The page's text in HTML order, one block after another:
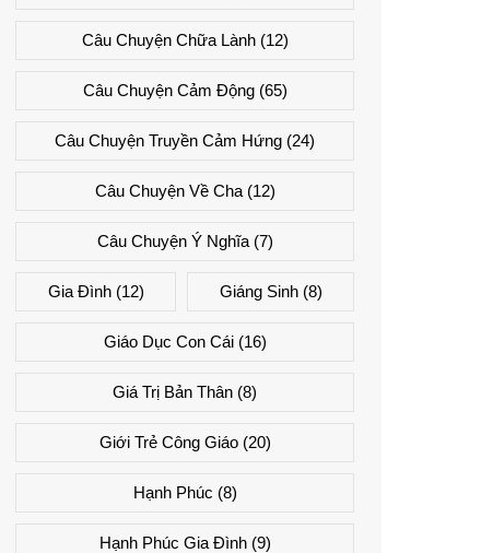
Câu Chuyện Chữa Lành(12)
Câu Chuyện Cảm Động(65)
Câu Chuyện Truyền Cảm Hứng (24)
Câu Chuyện Về Cha(12)
Câu Chuyện Ý Nghĩa(7)
Gia Đình(12) Giáng Sinh(8)
Giáo Dục Con Cái(16)
Giá Trị Bản Thân (8)
Giới Trẻ Công Giáo(20)
Hạnh Phúc (8)
Hạnh Phúc Gia Đình(9)